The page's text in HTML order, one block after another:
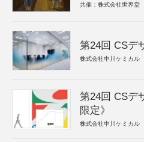
共催：株式会社世界堂
第24回 CSデ
株式会社中川ケミカル
第24回 CSデ
限定》
株式会社中川ケミカル